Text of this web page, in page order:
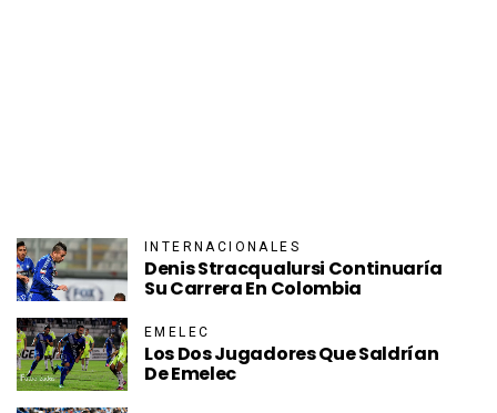
INTERNACIONALES
Denis Stracqualursi Continuaría
Su Carrera En Colombia
EMELEC
Los Dos Jugadores Que Saldrían
De Emelec